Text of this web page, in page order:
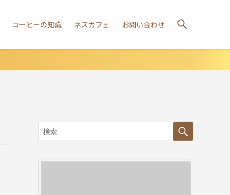
コーヒーの知識 ネスカフェ お問い合わせ